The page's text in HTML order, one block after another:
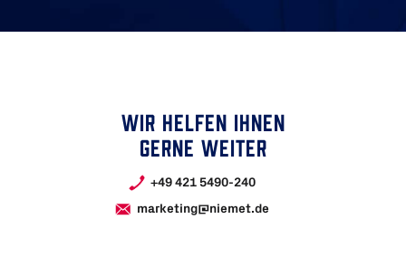
WIR HELFEN IHNEN
GERNE WEITER
+49 421 5490-240
marketing@niemet.de